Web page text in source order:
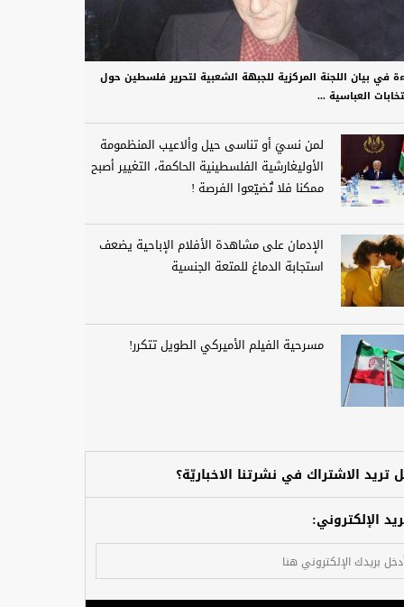
في بيان اللجنة المركزية للجبهة الشعبية لتحرير فلسطين حول
العباسية ...
لمن نسيَ أو تناسى حيل وألاعيب المنظمومة
الأوليغارشية الفلسطينية الحاكمة، التغيير أصبح
ممكنا فلا تُضيّعوا الفرصة !
الإدمان على مشاهدة الأفلام الإباحية يضعف
استجابة الدماغ للمتعة الجنسية
مسرحية الفيلم الأميركي الطويل تتكرر!
تريد الاشتراك في نشرتنا الاخباريّة؟
الإلكتروني: